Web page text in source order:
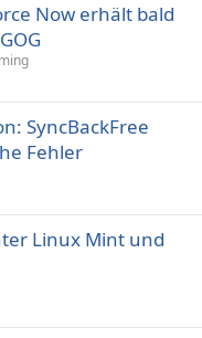
Now erhält bald
SyncBackFree
Fehler
Linux Mint und